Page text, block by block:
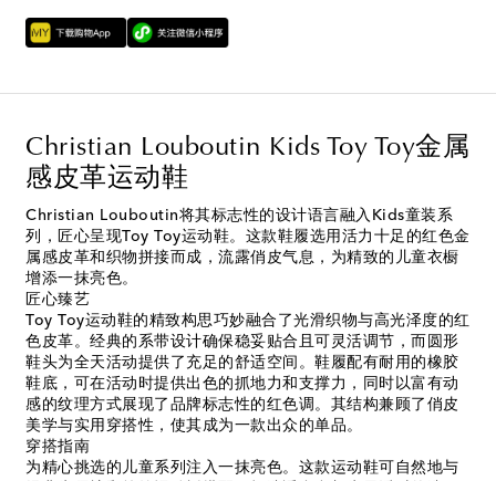
Christian Louboutin Kids Toy Toy金属
感皮革运动鞋
Christian Louboutin将其标志性的设计语言融入Kids童装系
列，匠心呈现Toy Toy运动鞋。这款鞋履选用活力十足的红色金
属感皮革和织物拼接而成，流露俏皮气息，为精致的儿童衣橱
增添一抹亮色。
匠心臻艺
Toy Toy运动鞋的精致构思巧妙融合了光滑织物与高光泽度的红
色皮革。经典的系带设计确保稳妥贴合且可灵活调节，而圆形
鞋头为全天活动提供了充足的舒适空间。鞋履配有耐用的橡胶
鞋底，可在活动时提供出色的抓地力和支撑力，同时以富有动
感的纹理方式展现了品牌标志性的红色调。其结构兼顾了俏皮
美学与实用穿搭性，使其成为一款出众的单品。
穿搭指南
为精心挑选的儿童系列注入一抹亮色。这款运动鞋可自然地与